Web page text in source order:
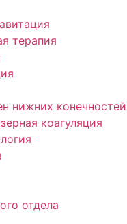
терапия
нижних конечностей
коагуляция
отдела